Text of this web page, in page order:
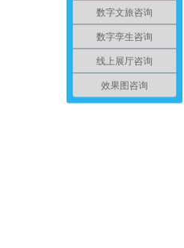
数字文旅咨询
数字孪生咨询
线上展厅咨询
效果图咨询